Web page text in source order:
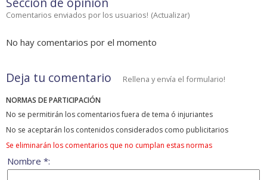
Comentarios enviados por los usuarios! (Actualizar)
No hay comentarios por el momento
Deja tu comentario Rellena y envía el formulario!
NORMAS DE PARTICIPACIÓN
No se permitirán los comentarios fuera de tema ó injuriantes
No se aceptarán los contenidos considerados como publicitarios
Se eliminarán los comentarios que no cumplan estas normas
Nombre *: